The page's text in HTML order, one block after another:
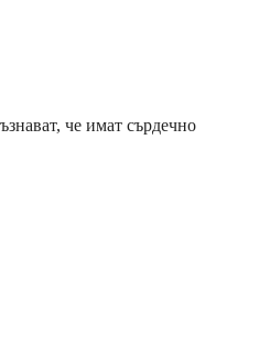
че имат сърдечно